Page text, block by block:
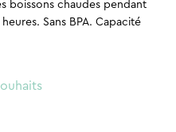
boissons chaudes pendant
Sans BPA. Capacité